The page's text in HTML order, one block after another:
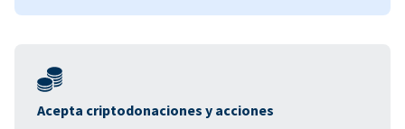
Acepta criptodonaciones y acciones